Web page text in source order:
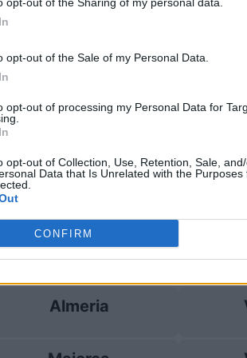
opt-out of the Sale of my Personal Data.
opt-out of processing my Personal Data for
opt-out of Collection, Use, Retention, Sale,
Data that Is Unrelated with the Purposes
CONFIRM
Sabadell
Almeria